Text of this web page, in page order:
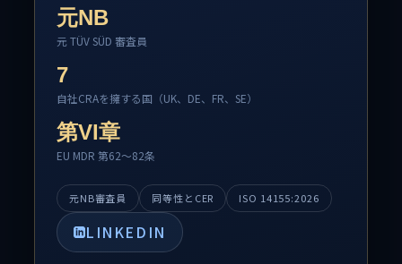
元NB
元 TÜV SÜD 審査員
7
自社CRAを擁する国（UK、DE、FR、SE）
第VI章
EU MDR 第62～82条
元NB審査員 同等性とCER ISO 14155:2026
LINKEDIN